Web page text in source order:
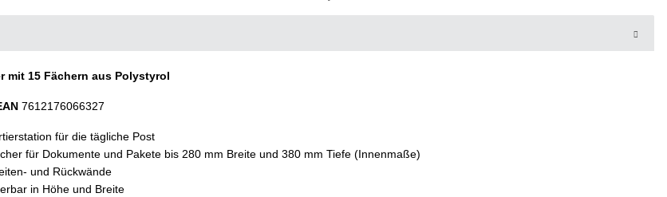
mit 15 Fächern aus Polystyrol
7612176066327
für die tägliche Post
für Dokumente und Pakete bis 280 mm Breite und 380 mm Tiefe (Innenmaße)
und Rückwände
in Höhe und Breite